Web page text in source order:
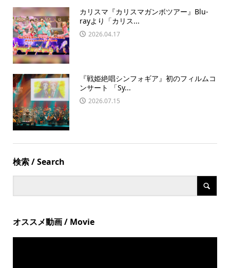
カリスマ『カリスマガンボツアー』Blu-
rayより「カリス...
2026.04.17
『戦姫絶唱シンフォギア』初のフィルムコ
ンサート 「Sy...
2026.07.15
検索 / Search
オススメ動画 / Movie